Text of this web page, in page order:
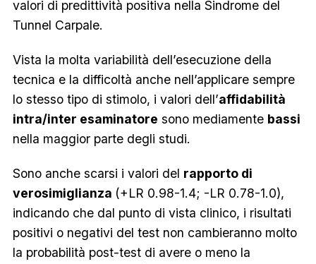
valori di predittività positiva nella Sindrome del
Tunnel Carpale.
Vista la molta variabilità dell’esecuzione della
tecnica e la difficoltà anche nell’applicare sempre
lo stesso tipo di stimolo, i valori dell’affidabilità
intra/inter esaminatore sono mediamente bassi
nella maggior parte degli studi.
Sono anche scarsi i valori del rapporto di
verosimiglianza (+LR 0.98-1.4; -LR 0.78-1.0),
indicando che dal punto di vista clinico, i risultati
positivi o negativi del test non cambieranno molto
la probabilità post-test di avere o meno la